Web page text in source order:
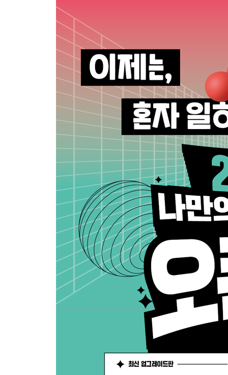
PART 02 나에게 맞춰 오픈클로 커스터마이징하기
01 나만의 에이전트 캐릭터 설정하기
_ 01 너의 이름은? _ 에이전트와의 호칭 정리하기
_ 02 우리는 그런 사이 _ 대화 방식과 태도 설정하기
02 에이전트의 역할 정의와 자기소개서 파일 작성
_ 01 규칙을 정하자! _ SOUL md 파일 확인하기
_ 02 너는 누구니? _ 에이전트 프로필 및 역할 정의
03 에이전트를 활용한 시스템 상태 점검하기
_ 01 얼마나 남았니? _ 저장장치 용량 확인하기
_ 02 움직이는 것들 체크해! _ 실행 중인 프로그램
04 에이전트를 유용하게 활용하여 파일 정리하기
_ 01 정리할 수 있겠어? _ 바탕화면 파일들을 폴더
_ 02 알아서 정리해! _ 파일 유형별 폴더에 넣기
05 규칙을 정하여 파일 변경하기
_ 01 무엇이 들었지? _ 폴더 속 파일 목록 확인하기
_ 02 한 번에 못 해? _ 파일 이름 변경 문제 해결하기
06 능력을 확장하는 스킬 추가하기
_ 01 무엇을 할 수 있니? _ 설치된 스킬 확인하기
_ 02 나만의 스킬을 만들어 보자! _ 사용자 스킬 추
_ 03 외부 스킬을 설치하자! _ Clawhub 스킬 추가하
07 최신 버전으로 업데이트하기
_ 01 알림이 떴다! _ 업데이트 설정하기
_ 02 터미널에서 올라타! _ 오픈클로 업데이트하기